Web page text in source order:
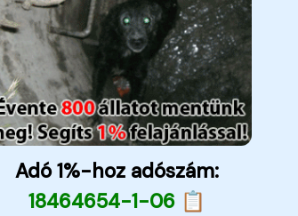
Adó 1%-hoz adószám:
18464654-1-06 📋